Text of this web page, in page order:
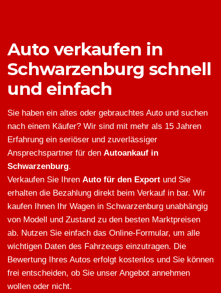
Auto verkaufen in
Schwarzenburg schnell
und einfach
Sie haben ein altes oder gebrauchtes Auto und suchen
nach einem Käufer? Wir sind mit mehr als 15 Jahren
Erfahrung ein seriöser und zuverlässiger
Ansprechspartner für den Autoankauf in
Schwarzenburg.
Verkaufen Sie Ihren Auto für den Export und Sie
erhalten die Bezahlung direkt beim Verkauf in bar. Wir
kaufen Ihnen Ihr Wagen in Schwarzenburg unabhängig
von Modell und Zustand zu den besten Marktpreisen
ab. Nutzen Sie einfach das Online-Formular, um alle
wichtigen Daten des Fahrzeugs einzutragen. Die
Bewertung Ihres Autos erfolgt kostenlos und Sie können
frei entscheiden, ob Sie unser Angebot annehmen
wollen oder nicht.